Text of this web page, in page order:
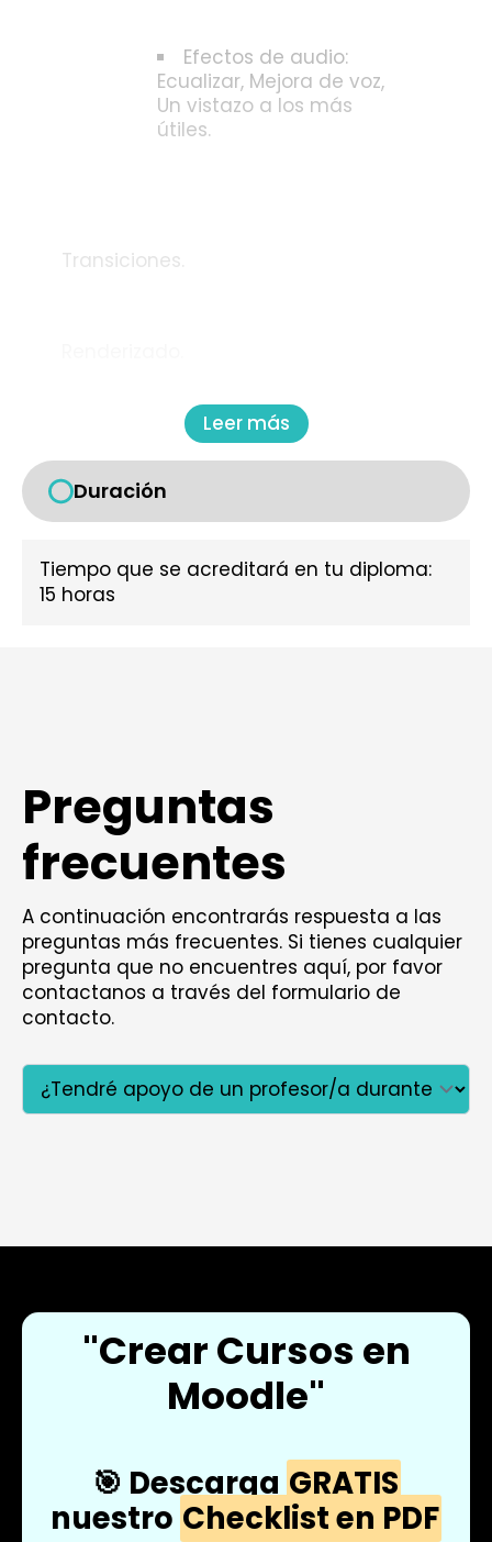
Efectos de audio:
Ecualizar, Mejora de voz,
Un vistazo a los más
útiles.
Transiciones.
Leer más
Duración
Tiempo que se acreditará en tu diploma:
15 horas
Preguntas
frecuentes
A continuación encontrarás respuesta a las
preguntas más frecuentes. Si tienes cualquier
pregunta que no encuentres aquí, por favor
contactanos a través del formulario de
contacto.
"Crear Cursos en
Moodle"
🎯 Descarga GRATIS
nuestro Checklist en PDF